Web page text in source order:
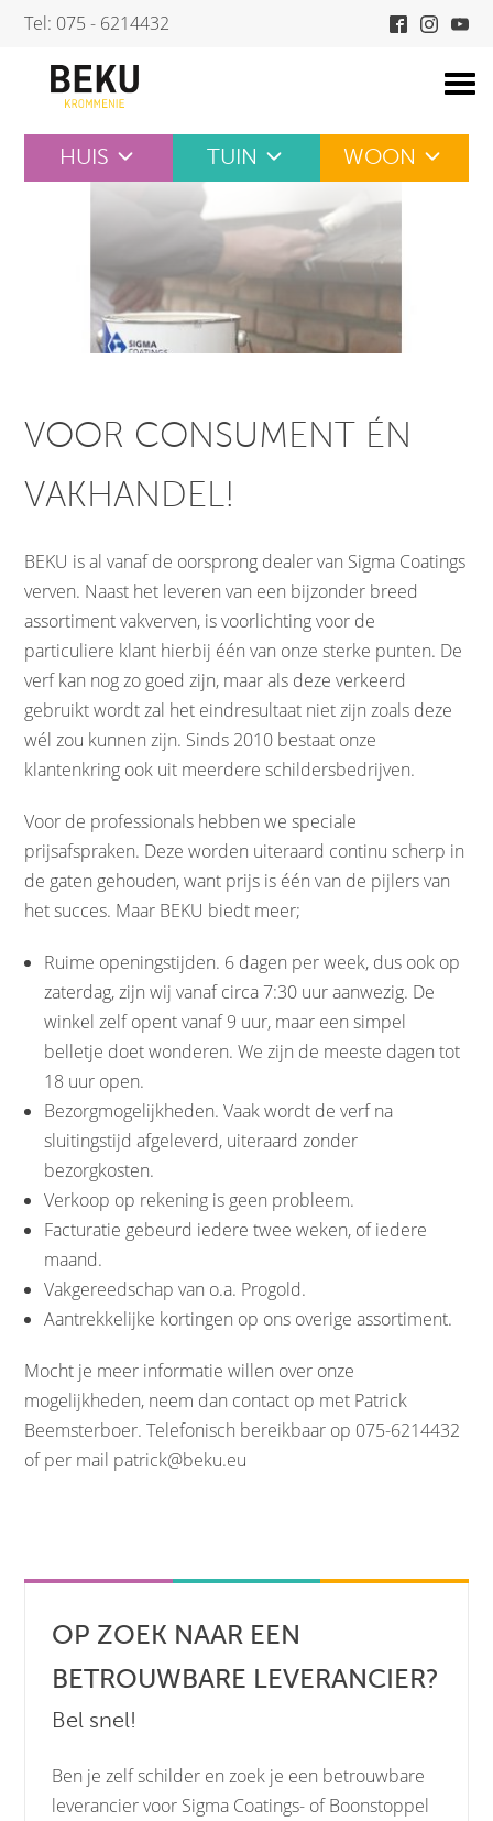
Skip
content
Tel: 075 - 6214432
HUIS TUIN WOON
VOOR CONSUMENT ÉN
VAKHANDEL!
BEKU is al vanaf de oorsprong dealer van Sigma Coatings
verven. Naast het leveren van een bijzonder breed
assortiment vakverven, is voorlichting voor de
particuliere klant hierbij één van onze sterke punten. De
verf kan nog zo goed zijn, maar als deze verkeerd
gebruikt wordt zal het eindresultaat niet zijn zoals deze
wél zou kunnen zijn. Sinds 2010 bestaat onze
klantenkring ook uit meerdere schildersbedrijven.
Voor de professionals hebben we speciale
prijsafspraken. Deze worden uiteraard continu scherp in
de gaten gehouden, want prijs is één van de pijlers van
het succes. Maar BEKU biedt meer;
Ruime openingstijden. 6 dagen per week, dus ook op
zaterdag, zijn wij vanaf circa 7:30 uur aanwezig. De
winkel zelf opent vanaf 9 uur, maar een simpel
belletje doet wonderen. We zijn de meeste dagen tot
18 uur open.
Bezorgmogelijkheden. Vaak wordt de verf na
sluitingstijd afgeleverd, uiteraard zonder
bezorgkosten.
Verkoop op rekening is geen probleem.
Facturatie gebeurd iedere twee weken, of iedere
maand.
Vakgereedschap van o.a. Progold.
Aantrekkelijke kortingen op ons overige assortiment.
Mocht je meer informatie willen over onze
mogelijkheden, neem dan contact op met Patrick
Beemsterboer. Telefonisch bereikbaar op 075-6214432
of per mail patrick@beku.eu
OP ZOEK NAAR EEN
BETROUWBARE LEVERANCIER?
Bel snel!
Ben je zelf schilder en zoek je een betrouwbare
leverancier voor Sigma Coatings- of Boonstoppel